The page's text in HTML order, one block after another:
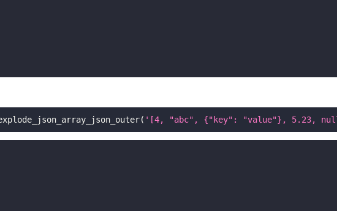
( '[4, "abc", {"key": "value"}, 5.23,